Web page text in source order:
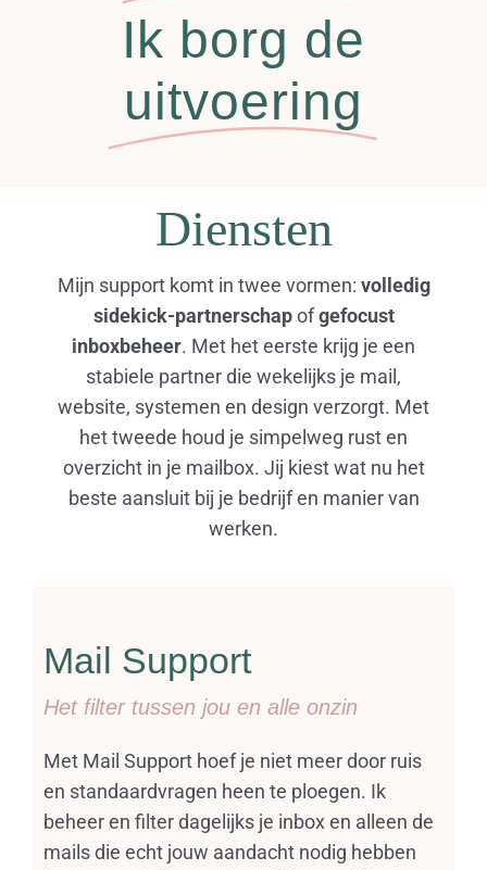
Ik borg de
uitvoering
Diensten
Mijn support komt in twee vormen: volledig
sidekick-partnerschapofgefocust
inboxbeheer. Met het eerste krijg je een
stabiele partner die wekelijks je mail,
website, systemen en design verzorgt. Met
het tweede houd je simpelweg rust en
overzicht in je mailbox. Jij kiest wat nu het
beste aansluit bij je bedrijf en manier van
werken.
Mail Support
Het filter tussen jou en alle onzin
Met Mail Support hoef je niet meer door ruis
en standaardvragen heen te ploegen. Ik
beheer en filter dagelijks je inbox en alleen de
mails die echt jouw aandacht nodig hebben